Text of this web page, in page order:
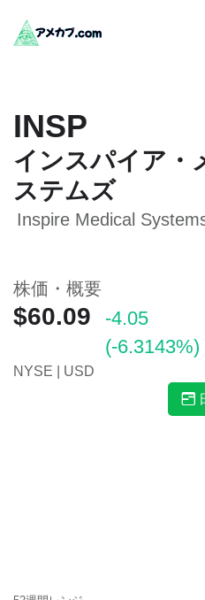
INSP
インスパイア・
ステムズ
Inspire Medical
株価・概要
$60.09
-4.05
(-6.3143%)
NYSE | USD